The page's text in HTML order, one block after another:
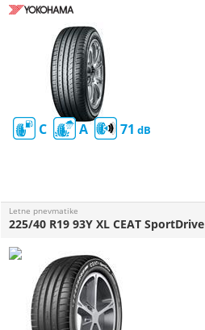
C A 71
Letne pnevmatike
225/40 R19 93Y XL CEAT SportDrive